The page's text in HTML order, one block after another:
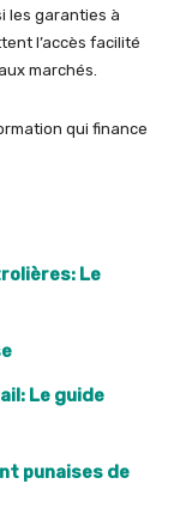
les garanties à
l’accès facilité
marchés.
qui finance
Le
Le guide
punaises de